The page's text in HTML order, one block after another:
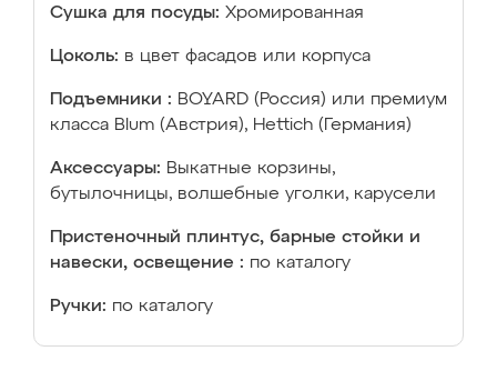
Сушка для посуды: Хромированная
Цоколь: в цвет фасадов или корпуса
Подъемники : BOYARD (Россия) или премиум
класса Blum (Австрия), Hettich (Германия)
Аксессуары: Выкатные корзины,
бутылочницы, волшебные уголки, карусели
Пристеночный плинтус, барные стойки и
навески, освещение : по каталогу
Ручки: по каталогу